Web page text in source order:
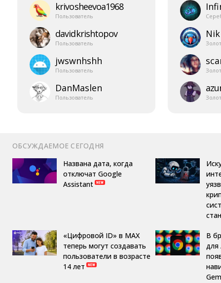
krivosheevoa1968
Пользователь
davidkrishtopov
Пользователь
jwswnhshh
Пользователь
DanMaslen
Пользователь
ОБСУЖДАЕМОЕ СЕГОДНЯ
Названа дата, когда
отключат Google
Assistant
«Цифровой ID» в MAX
теперь могут создавать
пользователи в возрасте
14 лет
В
для